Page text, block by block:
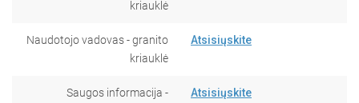
kriauklė
Naudotojo vadovas - granito
kriauklė
Atsisiųskite
Saugos informacija -
Atsisiųskite